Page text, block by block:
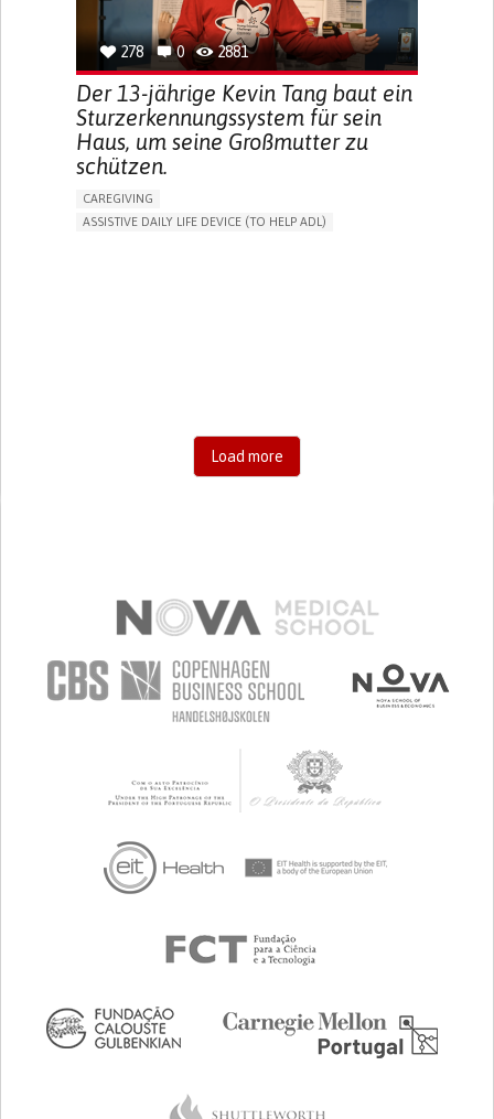
278 0 2881
Der 13-jährige Kevin Tang baut ein
Sturzerkennungssystem für sein
Haus, um seine Großmutter zu
schützen.
CAREGIVING
ASSISTIVE DAILY LIFE DEVICE (TO HELP ADL)
Load more